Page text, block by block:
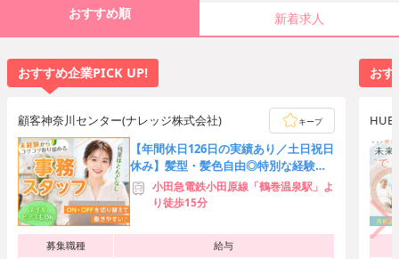
おすすめ順 新着求人
おすすめ企業PICK UP!
顧客神奈川センター(ナレッジ株式会社) キープ
【年間休日126日の実績あり／土日祝日
休み】髪型・髪色自由◎特別な経験よ
りもマナーを重視します！
小田急電鉄小田原線「鶴巻温泉駅」よ
り徒歩15分
募集職種 給与
おす
HUB